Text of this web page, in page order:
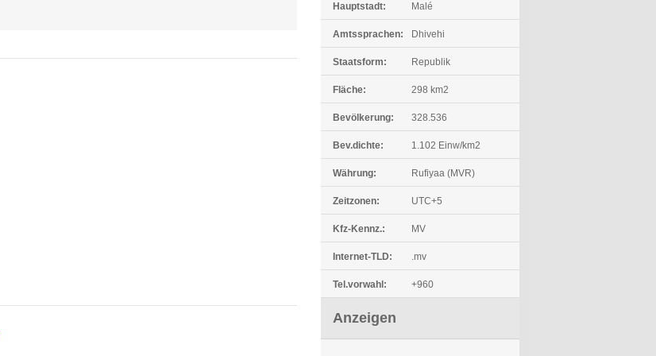
Hauptstadt: Malé
Amtssprachen: Dhivehi
Staatsform: Republik
Fläche: 298 km2
Bevölkerung: 328.536
Bev.dichte: 1.102 Einw/km2
Währung: Rufiyaa (MVR)
Zeitzonen: UTC+5
Kfz-Kennz.: MV
Internet-TLD: .mv
Tel.vorwahl: +960
Anzeigen